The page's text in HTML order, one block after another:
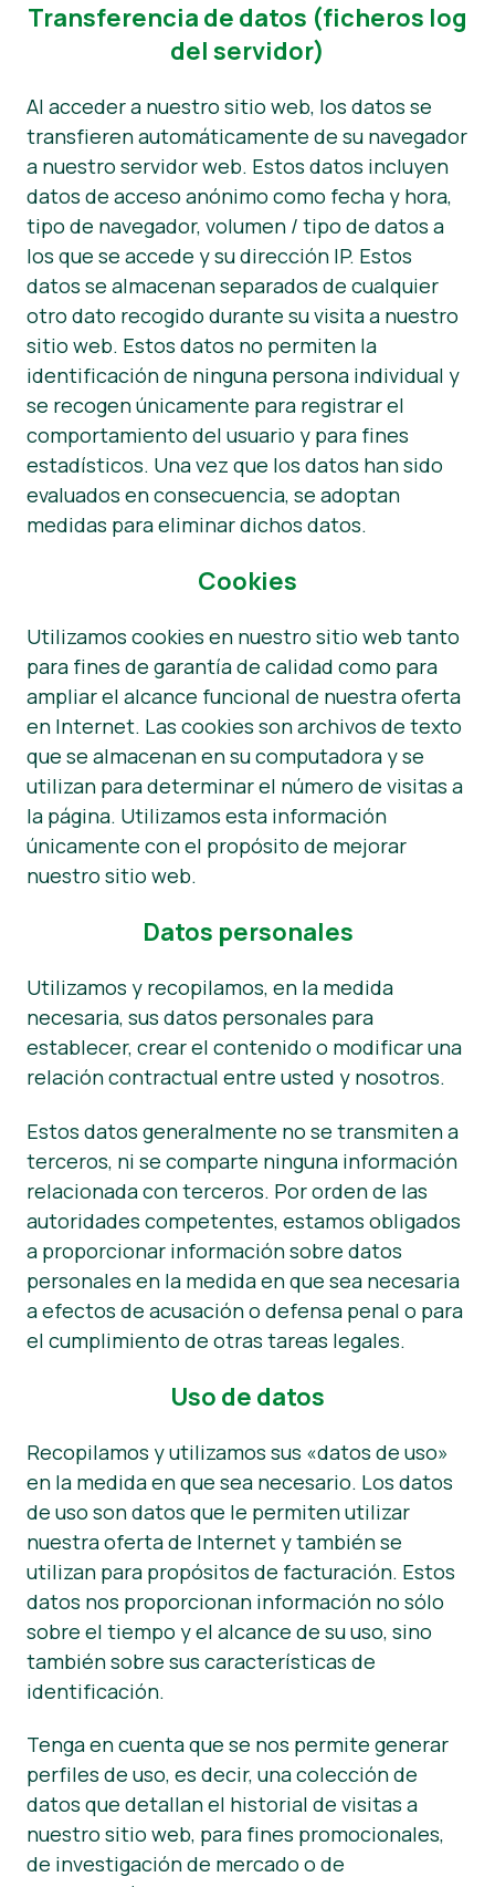
Transferencia de datos (ficheros log
del servidor)
Al acceder a nuestro sitio web, los datos se
transfieren automáticamente de su navegador
a nuestro servidor web. Estos datos incluyen
datos de acceso anónimo como fecha y hora,
tipo de navegador, volumen / tipo de datos a
los que se accede y su dirección IP. Estos
datos se almacenan separados de cualquier
otro dato recogido durante su visita a nuestro
sitio web. Estos datos no permiten la
identificación de ninguna persona individual y
se recogen únicamente para registrar el
comportamiento del usuario y para fines
estadísticos. Una vez que los datos han sido
evaluados en consecuencia, se adoptan
medidas para eliminar dichos datos.
Cookies
Utilizamos cookies en nuestro sitio web tanto
para fines de garantía de calidad como para
ampliar el alcance funcional de nuestra oferta
en Internet. Las cookies son archivos de texto
que se almacenan en su computadora y se
utilizan para determinar el número de visitas a
la página. Utilizamos esta información
únicamente con el propósito de mejorar
nuestro sitio web.
Datos personales
Utilizamos y recopilamos, en la medida
necesaria, sus datos personales para
establecer, crear el contenido o modificar una
relación contractual entre usted y nosotros.
Estos datos generalmente no se transmiten a
terceros, ni se comparte ninguna información
relacionada con terceros. Por orden de las
autoridades competentes, estamos obligados
a proporcionar información sobre datos
personales en la medida en que sea necesaria
a efectos de acusación o defensa penal o para
el cumplimiento de otras tareas legales.
Uso de datos
Recopilamos y utilizamos sus «datos de uso»
en la medida en que sea necesario. Los datos
de uso son datos que le permiten utilizar
nuestra oferta de Internet y también se
utilizan para propósitos de facturación. Estos
datos nos proporcionan información no sólo
sobre el tiempo y el alcance de su uso, sino
también sobre sus características de
identificación.
Tenga en cuenta que se nos permite generar
perfiles de uso, es decir, una colección de
datos que detallan el historial de visitas a
nuestro sitio web, para fines promocionales,
de investigación de mercado o de